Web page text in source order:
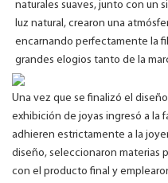
naturales suaves, junto con un
luz natural, crearon una
encarnando perfectamente la
grandes elogios tanto de la
Una vez que se finalizó el
exhibición de joyas ingresó a la
adhieren estrictamente a la
diseño, seleccionaron materias
con el producto final y